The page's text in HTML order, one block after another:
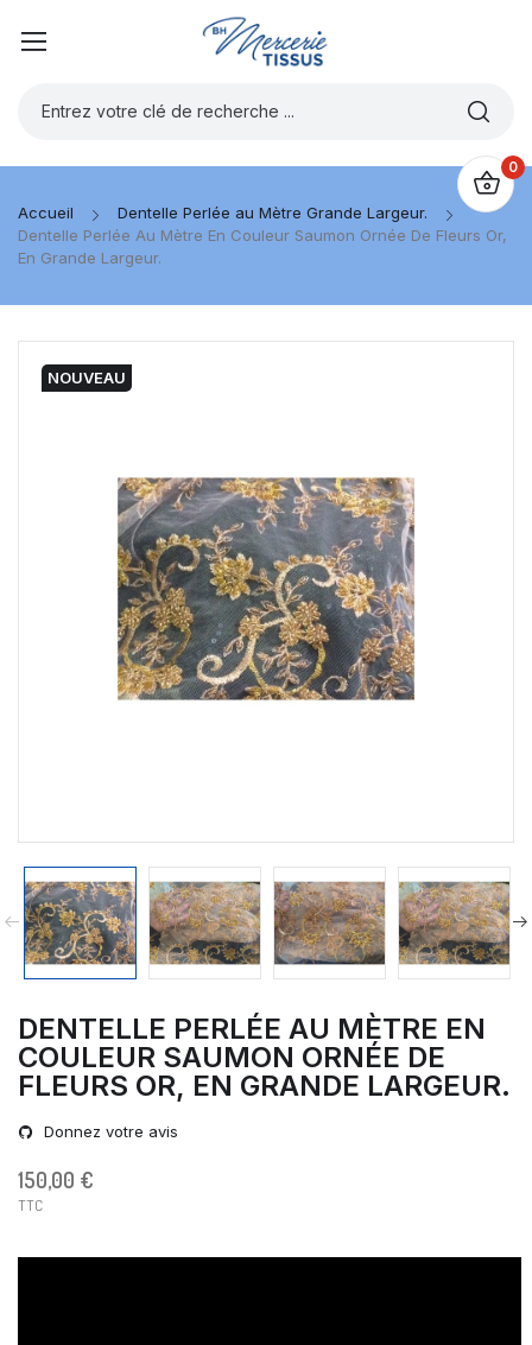
0
Accueil
Dentelle Perlée au Mètre Grande Largeur.
Dentelle Perlée Au Mètre En Couleur Saumon Ornée De Fleurs Or,
En Grande Largeur.
NOUVEAU
DENTELLE PERLÉE AU MÈTRE EN
COULEUR SAUMON ORNÉE DE
FLEURS OR, EN GRANDE LARGEUR.
Donnez votre avis
150,00 €
TTC